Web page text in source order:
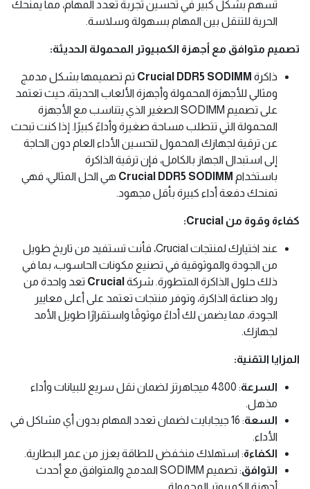
تسهم بشكل كبير في تحسين تجربة تعدد المهام، مما يمنحك
الحرية للتنقل بين المهام بسهولة وسلاسة.
تصميم متوافق مع أجهزة الكمبيوتر المحمولة الحديثة:
ذاكرة Crucial DDR5 SODIMM تم تصميمها بشكل مدمج
ومثالي للأجهزة المحمولة وأجهزة الألعاب الحديثة، حيث تعتمد
على تصميم SODIMM الصغير الذي يتناسب مع الأجهزة
المحمولة التي تتطلب مساحة صغيرة وأداءً كبيرًا. إذا كنت تبحث
عن ترقية لجهازك المحمول لتحسين الأداء العام دون الحاجة
إلى استبدال الجهاز بالكامل، فإن ترقية الذاكرة
باستخدام Crucial DDR5 SODIMM هي الحل المثالي، فهي
تمنحك دفعة أداء كبيرة بأقل مجهود.
كفاءة وقوة من Crucial:
عند اختيارك لمنتجات Crucial، فأنت تستفيد من تاريخ طويل
من الجودة والموثوقية في تصنيع مكونات الحاسوب، بما في
ذلك حلول الذاكرة المتطورة. شركة Crucial تعد واحدة من
رواد صناعة الذاكرة، وتوفر منتجات تعتمد على أعلى معايير
الجودة، مما يضمن لك أداءً موثوقًا واستقرارًا طويل الأمد
لجهازك.
المزايا التقنية:
السرعة
: 4800 ميجاهرتز لضمان نقل سريع للبيانات وأداء
مذهل.
السعة
: 16 جيجابايت لضمان تعدد المهام بدون أي مشاكل في
الأداء.
الكفاءة: استهلاك منخفض للطاقة يعزز من عمر البطارية.
التوافق
: تصميم SODIMM المدمج والمتوافق مع أحدث
أجهزة الكمبيوتر المحمولة.